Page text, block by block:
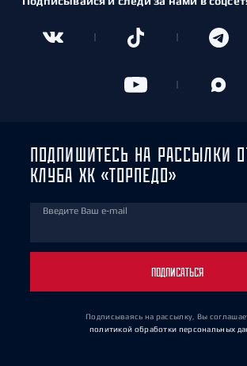
ПОДПИШИТЕСЬ НА РАССЫЛКИ
КЛУБА ХК «ТОРПЕДО»
Введите Ваш e-mail
ПОДПИСАТЬСЯ
Подписываясь на рассылку, Вы
политикой обработки персональных